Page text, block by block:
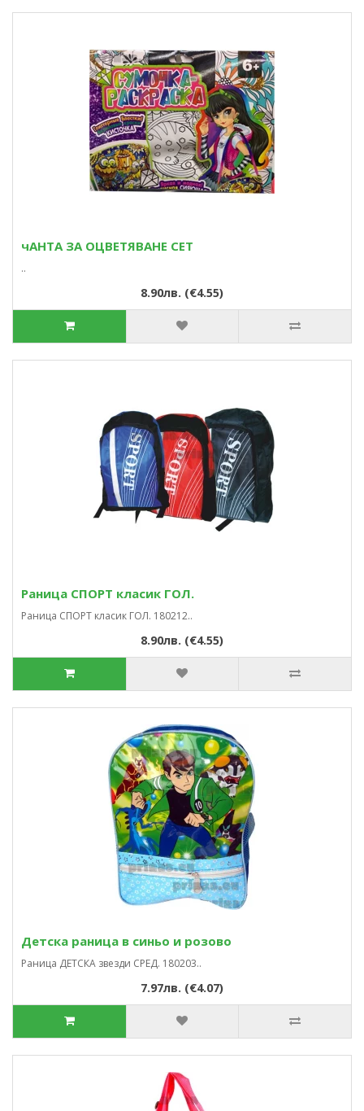
чАНТА ЗА ОЦВЕТЯВАНЕ СЕТ
..
8.90лв. (€4.55)
Раница СПОРТ класик ГОЛ.
Раница СПОРТ класик ГОЛ. 180212..
8.90лв. (€4.55)
Детска раница в синьо и розово
Раница ДЕТСКА звезди СРЕД. 180203..
7.97лв. (€4.07)